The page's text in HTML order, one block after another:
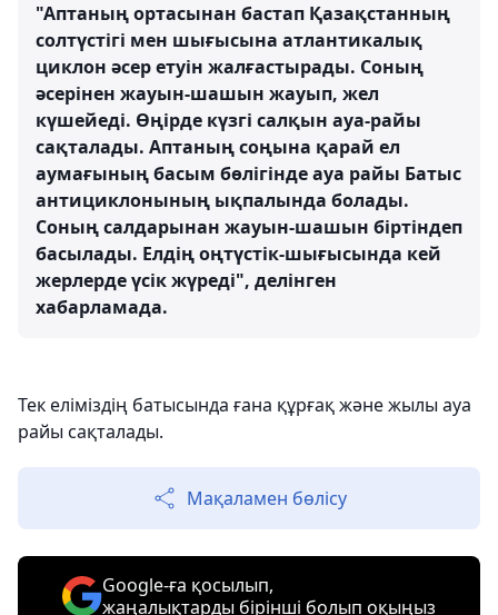
"Аптаның ортасынан бастап Қазақстанның
солтүстігі мен шығысына атлантикалық
циклон әсер етуін жалғастырады. Соның
әсерінен жауын-шашын жауып, жел
күшейеді. Өңірде күзгі салқын ауа-райы
сақталады. Аптаның соңына қарай ел
аумағының басым бөлігінде ауа райы Батыс
антициклонының ықпалында болады.
Соның салдарынан жауын-шашын біртіндеп
басылады. Елдің оңтүстік-шығысында кей
жерлерде үсік жүреді", делінген
хабарламада.
Тек еліміздің батысында ғана құрғақ және жылы ауа
райы сақталады.
Мақаламен бөлісу
Google-ға қосылып,
жаңалықтарды бірінші болып оқыңыз